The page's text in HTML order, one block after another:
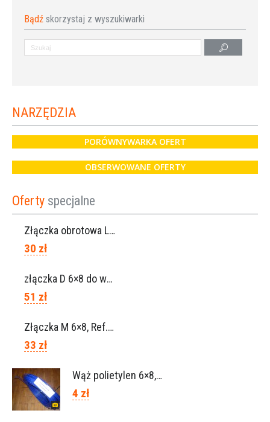
Bądź skorzystaj z wyszukiwarki
NARZĘDZIA
PORÓWNYWARKA OFERT
OBSERWOWANE OFERTY
Oferty specjalne
Złączka obrotowa Lisam do węża 6×8 / Ref. 0160.0100
30 zł
złączka D 6×8 do węża, Ref. 0113.0106
51 zł
Złączka M 6×8, Ref. 0115.0102
33 zł
Wąż polietylen 6×8, Ref.0120.0203
4 zł